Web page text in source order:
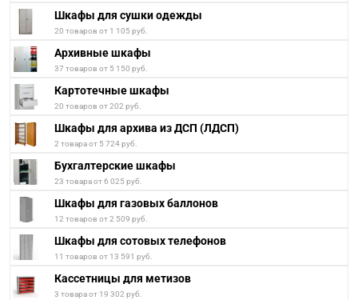
Шкафы для сушки одежды
20 товаров от 1 105 руб.
Архивные шкафы
37 товаров от 5 150 руб.
Картотечные шкафы
20 товаров от 202 руб.
Шкафы для архива из ДСП (ЛДСП)
2 товара от 5 724 руб.
Бухгалтерские шкафы
23 товара от 6 025 руб.
Шкафы для газовых баллонов
12 товаров от 2 509 руб.
Шкафы для сотовых телефонов
11 товаров от 13 591 руб.
Кассетницы для метизов
3 товара от 19 302 руб.